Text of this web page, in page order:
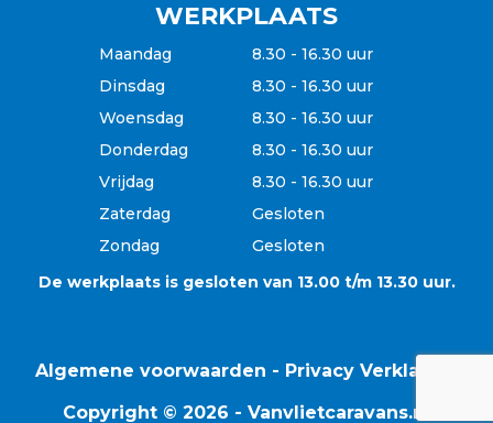
WERKPLAATS
Maandag
8.30 - 16.30 uur
Dinsdag
8.30 - 16.30 uur
Woensdag
8.30 - 16.30 uur
Donderdag
8.30 - 16.30 uur
Vrijdag
8.30 - 16.30 uur
Zaterdag
Gesloten
Zondag
Gesloten
De werkplaats is gesloten van 13.00 t/m 13.30 uur.
Algemene voorwaarden - Privacy Verklaring
Copyright © 2026 - Vanvlietcaravans.nl